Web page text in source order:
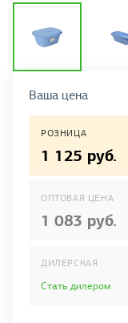
Ваша цена
РОЗНИЦА
1 125 руб.
ОПТОВАЯ ЦЕНА
1 083 руб.
ДИЛЕРСКАЯ
Стать дилером